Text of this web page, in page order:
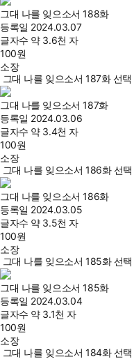
그대 나를 잊으소서 188화
등록일 2024.03.07
글자수 약 3.6천 자
100원
소장
그대 나를 잊으소서 187화 선택
그대 나를 잊으소서 187화
등록일 2024.03.06
글자수 약 3.4천 자
100원
소장
그대 나를 잊으소서 186화 선택
그대 나를 잊으소서 186화
등록일 2024.03.05
글자수 약 3.5천 자
100원
소장
그대 나를 잊으소서 185화 선택
그대 나를 잊으소서 185화
등록일 2024.03.04
글자수 약 3.1천 자
100원
소장
그대 나를 잊으소서 184화 선택